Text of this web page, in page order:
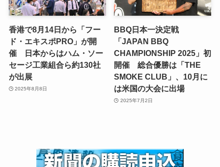
香港で8月14日から「フー
ド・エキスポPRO」が開
催 日本からはハム・ソー
セージ工業組合ら約130社
が出展
2025年8月8日
BBQ日本一決定戦
「JAPAN BBQ
CHAMPIONSHIP 2025」初
開催 総合優勝は「THE
SMOKE CLUB」、10月に
は米国の大会に出場
2025年7月2日